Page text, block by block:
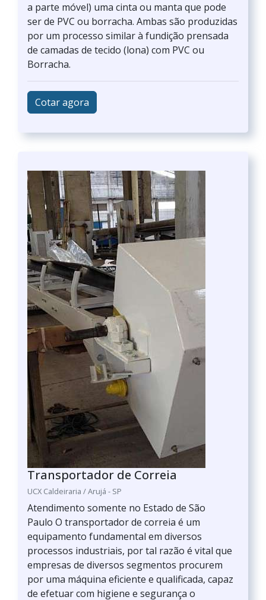
a parte móvel) uma cinta ou manta que pode
ser de PVC ou borracha. Ambas são produzidas
por um processo similar à fundição prensada
de camadas de tecido (lona) com PVC ou
Borracha.
Cotar agora
Transportador de Correia
UCX Caldeiraria / Arujá - SP
Atendimento somente no Estado de São
Paulo O transportador de correia é um
equipamento fundamental em diversos
processos industriais, por tal razão é vital que
empresas de diversos segmentos procurem
por uma máquina eficiente e qualificada, capaz
de efetuar com higiene e segurança o